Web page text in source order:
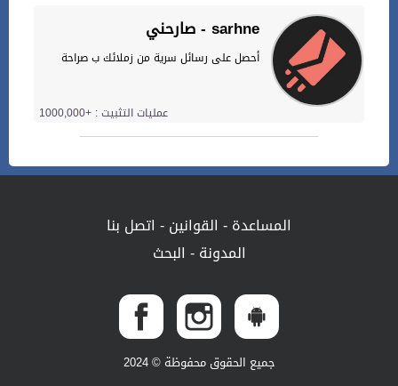
صارحني - sarhne
أحصل على رسائل سرية من زملائك ب صراحة
عمليات التثبيت : +1000,000
المساعدة- القوانين- اتصل بنا
المدونة- البحث
جميع الحقوق محفوظة © 2024